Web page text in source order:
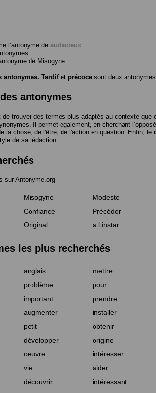
l’antonyme de audacieux
de Misogyne
antonymes. Tardifet précoce sont deux
antonymes
de trouver des termes plus adaptés au contexte que
Il permet également, en cherchant
la chose, de l'être, de l'action en question. Enfin, le
de sa rédaction.
sur Antonyme.org
Misogyne Modeste
Confiance Précéder
Original à l instar
les plus recherchés
anglais mettre
problème pour
important prendre
augmenter installer
petit obtenir
développer origine
oeuvre intéresser
vie aider
découvrir intéressant